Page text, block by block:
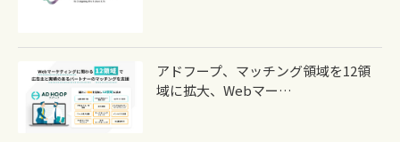
アドフープ、マッチング領域を12領
域に拡大、Webマー…